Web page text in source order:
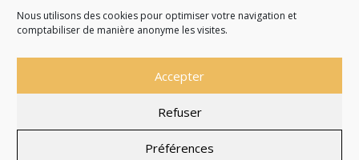
Nous utilisons des cookies pour optimiser votre navigation et
comptabiliser de manière anonyme les visites.
Accepter
Refuser
Préférences
Site officiel de la Commune de Saint Martial de
Nabirat
Politique de confidentialité